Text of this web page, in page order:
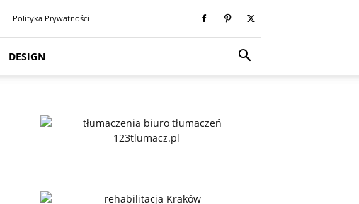
Polityka Prywatności
DESIGN